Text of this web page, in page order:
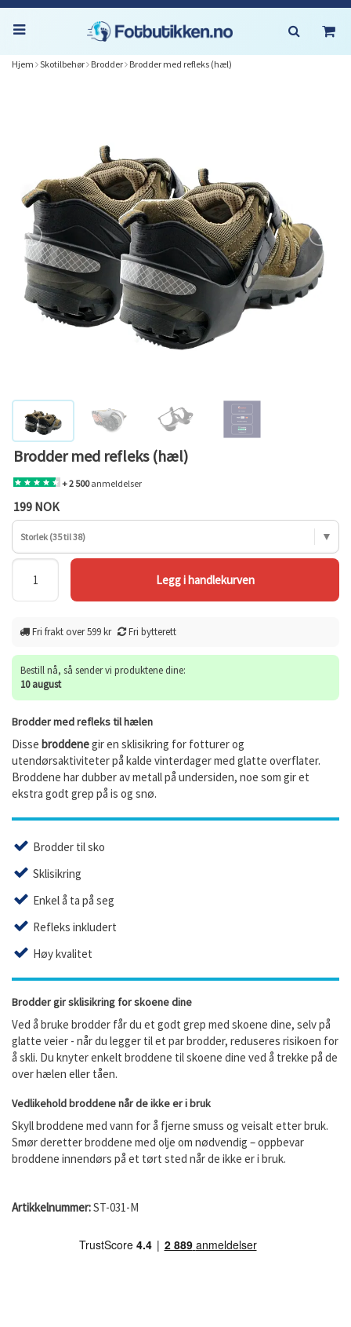
Hjem Skotilbehør Brodder Brodder med refleks (hæl)
Brodder med refleks (hæl)
+ 2 500anmeldelser
199 NOK
Storlek (35 til 38)
Fri frakt over 599 kr Fri bytterett
Bestill nå, så sender vi produktene dine:
10 august
Brodder med refleks til hælen
Disse broddenegir en sklisikring for fotturer og
utendørsaktiviteter på kalde vinterdager med glatte overflater.
Broddene har dubber av metall på undersiden, noe som gir et
ekstra godt grep på is og snø.
Brodder til sko
Sklisikring
Enkel å ta på seg
Refleks inkludert
Høy kvalitet
Brodder gir sklisikring for skoene dine
Ved å bruke brodder får du et godt grep med skoene dine, selv på
glatte veier - når du legger til et par brodder, reduseres risikoen for
å skli. Du knyter enkelt broddene til skoene dine ved å trekke på de
over hælen eller tåen.
Vedlikehold broddene når de ikke er i bruk
Skyll broddene med vann for å fjerne smuss og veisalt etter bruk.
Smør deretter broddene med olje om nødvendig – oppbevar
broddene innendørs på et tørt sted når de ikke er i bruk.
Artikkelnummer:ST-031-M